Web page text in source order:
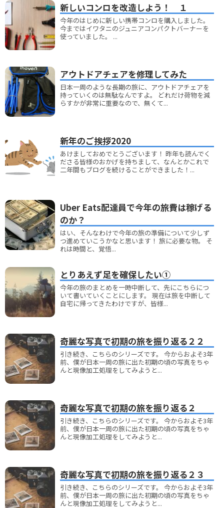
新しいコンロを改造しよう！ １
今年のはじめに新しい携帯コンロを購入しました。
今まではイワタニのジュニアコンパクトバーナーを
使っていました。 ...
アウトドアチェアを修理してみた
日本一周のような長期の旅に、アウトドアチェアを
持っていくのは無駄なんですよ。 どれだけ荷物を減
らすかが非常に重要なので、無くて...
新年のご挨拶2020
あけましておめでとうございます！ 昨年も読んでく
ださる皆様のおかげを持ちまして、なんとかこれで
二年間もブログを続けることができました！...
Uber Eats配達員で今年の旅費は稼げる
のか？
はい、そんなわけで今年の旅の準備について少しず
つ進めていこうかなと思います！ 旅に必要な物。 そ
れは時間と、覚悟...
とりあえず足を確保したい①
今年の旅のまとめを一時中断して、先にこちらにつ
いて書いていくことにします。 現在は旅を中断して
自宅に帰ってきたわけですが、皆様...
奇麗な写真で初期の旅を振り返る２２
引き続き、こちらのシリーズです。 今からおよそ3年
前、僕が日本一周の旅に出た初期の頃の写真をちゃ
んと現像加工処理をしてみようと...
奇麗な写真で初期の旅を振り返る２
引き続き、こちらのシリーズです。 今からおよそ3年
前、僕が日本一周の旅に出た初期の頃の写真をちゃ
んと現像加工処理をしてみようと...
奇麗な写真で初期の旅を振り返る２３
引き続き、こちらのシリーズです。 今からおよそ3年
前、僕が日本一周の旅に出た初期の頃の写真をちゃ
んと現像加工処理をしてみようと...